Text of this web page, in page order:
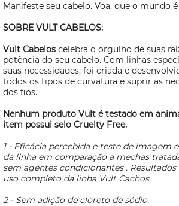
Manifeste seu cabelo. Voa, que o mundo é
SOBRE VULT CABELOS:
Vult Cabelos celebra o orgulho de suas
potência do seu cabelo. Com linhas
suas necessidades, foi criada e
todos os tipos de curvatura e suprir as
dos fios.
Nenhum produto Vult é testado em
item possui selo Cruelty Free.
1 - Eficácia percebida e teste de imagem
da linha em comparação a mechas
sem agentes condicionantes .
uso completo da linha Vult Cachos.
2 - Sem adição de cloreto de sódio.